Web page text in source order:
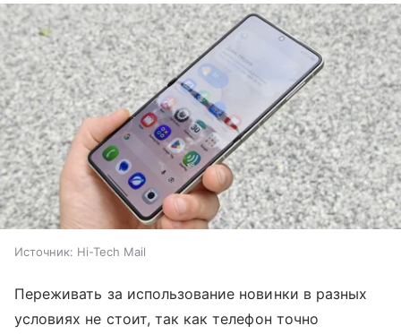
Источник: Hi-Tech Mail
Переживать за использование новинки в разных
условиях не стоит, так как телефон точно